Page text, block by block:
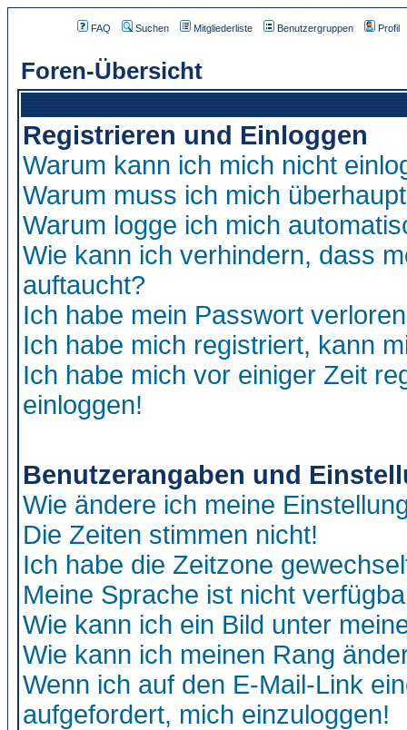
FAQ Suchen Mitgliederliste Benutzergruppen Profil
Foren-Übersicht
Registrieren und Einloggen
Warum kann ich mich nicht
Warum muss ich mich
Warum logge ich mich
Wie kann ich verhindern, dass
auftaucht?
Ich habe mein Passwort
Ich habe mich registriert, kann
Ich habe mich vor einiger Zeit
einloggen!
Benutzerangaben und
Wie ändere ich meine
Die Zeiten stimmen nicht!
Ich habe die Zeitzone
Meine Sprache ist nicht
Wie kann ich ein Bild unter
Wie kann ich meinen Rang
Wenn ich auf den E-Mail-Link
aufgefordert, mich einzuloggen!